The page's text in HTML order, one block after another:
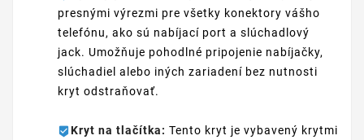
presnými výrezmi pre všetky konektory vášho
telefónu, ako sú nabíjací port a slúchadlový
jack. Umožňuje pohodlné pripojenie nabíjačky,
slúchadiel alebo iných zariadení bez nutnosti
kryt odstraňovať.
Kryt na tlačítka: Tento kryt je vybavený krytmi